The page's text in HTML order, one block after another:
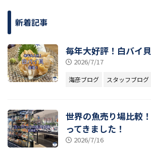
新着記事
毎年大好評！白バイ
2026/7/17
海彦ブログ スタッフブログ
世界の魚売り場比較
ってきました！
2026/7/16